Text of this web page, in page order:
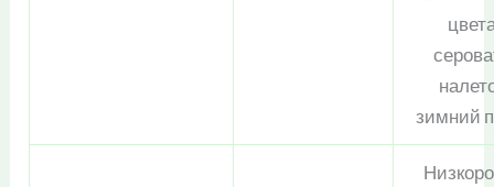
зимний